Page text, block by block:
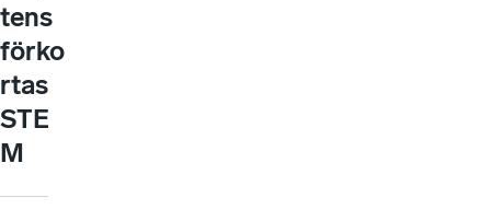
tens
förko
rtas
STE
M